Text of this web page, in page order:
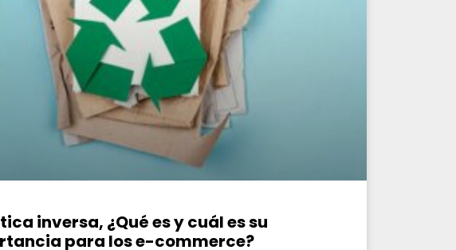
inversa, ¿Qué es y cuál es su
para los e-commerce?